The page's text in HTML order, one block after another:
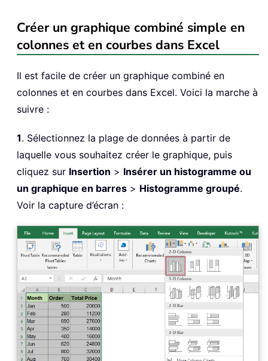
Créer un graphique combiné simple en
colonnes et en courbes dans Excel
Il est facile de créer un graphique combiné en
colonnes et en courbes dans Excel. Voici la marche à
suivre :
1. Sélectionnez la plage de données à partir de
laquelle vous souhaitez créer le graphique, puis
cliquez sur Insertion > Insérer un histogramme ou
un graphique en barres > Histogramme groupé.
Voir la capture d’écran :